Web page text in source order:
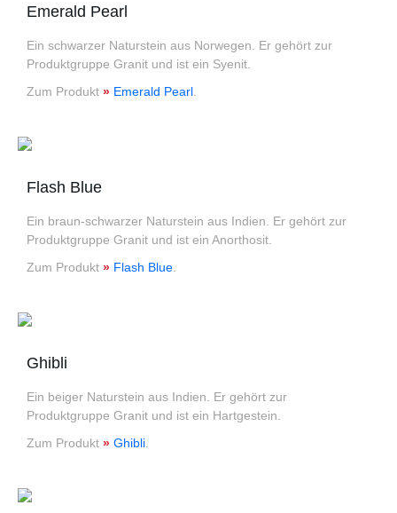
Emerald Pearl
Ein schwarzer Naturstein aus Norwegen. Er gehört zur
Produktgruppe Granit und ist ein Syenit.
Zum Produkt » Emerald Pearl
Flash Blue
Ein braun-schwarzer Naturstein aus Indien. Er gehört zur
Produktgruppe Granit und ist ein Anorthosit.
Zum Produkt » Flash Blue
Ghibli
Ein beiger Naturstein aus Indien. Er gehört zur
Produktgruppe Granit und ist ein Hartgestein.
Zum Produkt » Ghibli